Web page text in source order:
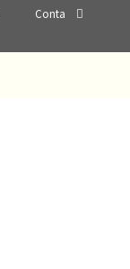
Conta